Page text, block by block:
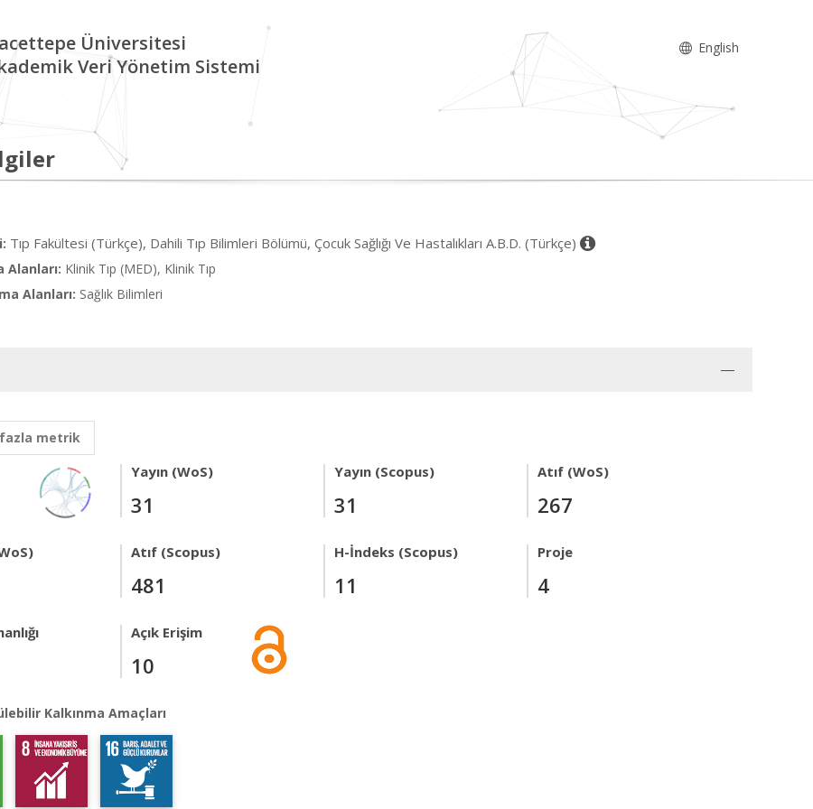
Üniversitesi
Veri Yönetim Sistemi
English
Tıp Fakültesi (Türkçe), Dahili Tıp Bilimleri Bölümü, Çocuk Sağlığı Ve Hastalıkları A.B.D. (Türkçe)
Alanları: Klinik Tıp (MED), Klinik Tıp
Alanları: Sağlık Bilimleri
metrik
Yayın (WoS)
31
Yayın (Scopus)
31
Atıf (WoS)
267
Atıf (Scopus)
481
H-İndeks (Scopus)
11
Proje
4
Açık Erişim
10
Kalkınma Amaçları